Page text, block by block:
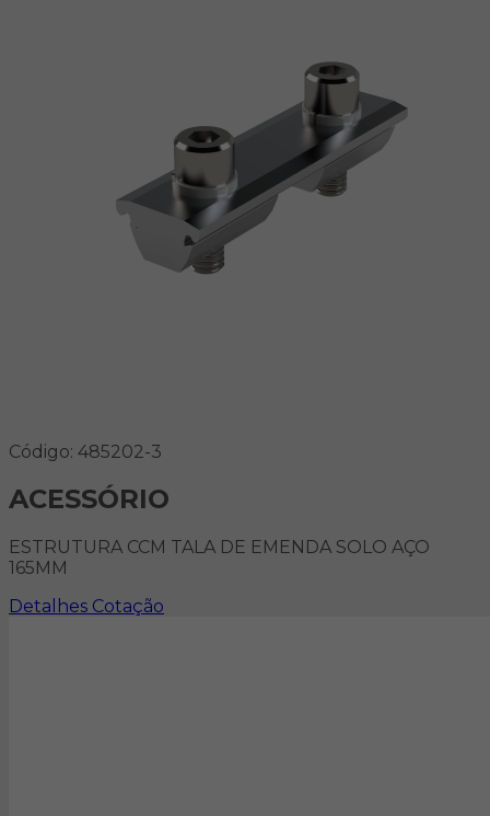
Código: 485202-3
ACESSÓRIO
ESTRUTURA CCM TALA DE EMENDA SOLO AÇO
165MM
Detalhes Cotação